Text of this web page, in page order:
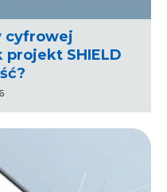
cyfrowej
SHIELD